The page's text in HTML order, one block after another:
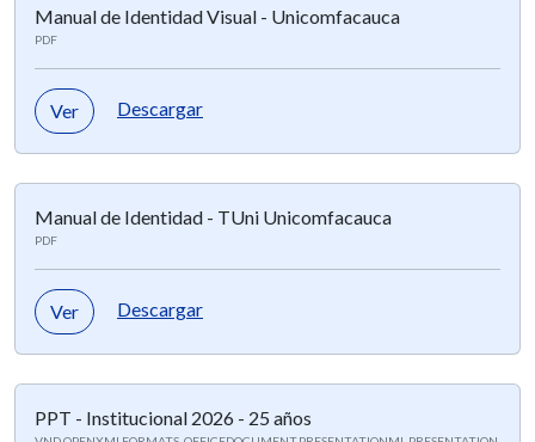
Manual de Identidad Visual - Unicomfacauca
PDF
Ver Descargar
Manual de Identidad - TUni Unicomfacauca
PDF
Ver Descargar
PPT - Institucional 2026 - 25 años